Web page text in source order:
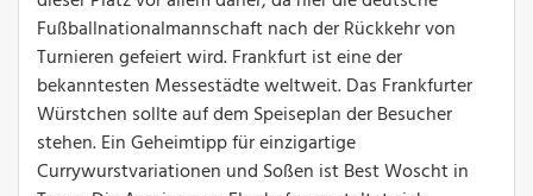
Fußballnationalmannschaft nach der Rückkehr von
Turnieren gefeiert wird. Frankfurt ist eine der
bekanntesten Messestädte weltweit. Das Frankfurter
Würstchen sollte auf dem Speiseplan der Besucher
stehen. Ein Geheimtipp für einzigartige
Currywurstvariationen und Soßen ist Best Woscht in